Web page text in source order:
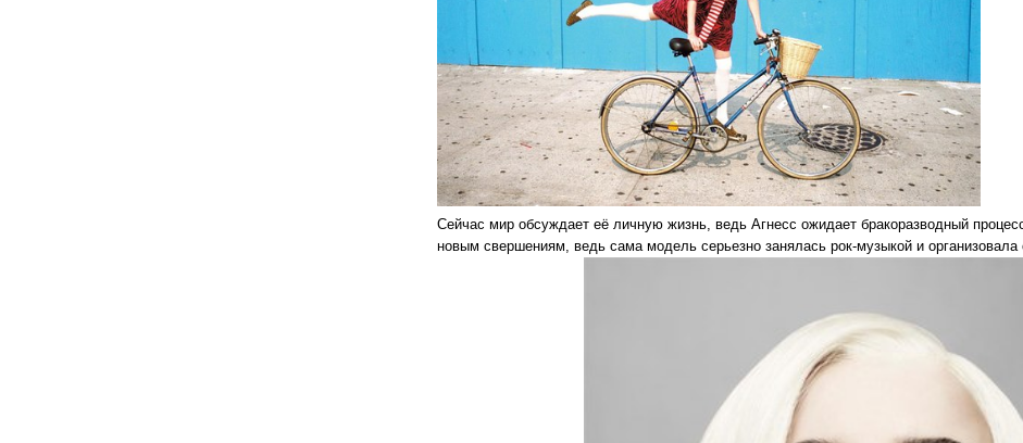
Сейчас мир обсуждает её личную жизнь, ведь Агнесс ожидает бракоразводный
новым свершениям, ведь сама модель серьезно занялась рок-музыкой и